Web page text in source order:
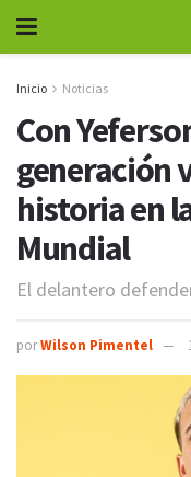
Inicio Noticias
Con
generación
historia en
Mundial
El delantero
porWilson Pimentel